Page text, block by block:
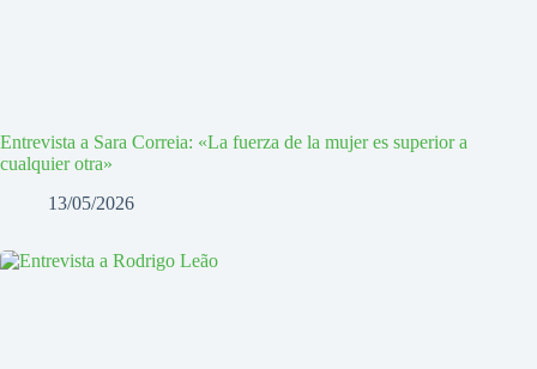
Entrevista a Sara Correia: «La fuerza de la mujer es superior a
cualquier otra»
13/05/2026